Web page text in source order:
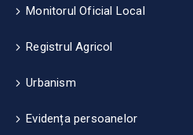
Monitorul Oficial Local
Registrul Agricol
Urbanism
Evidența persoanelor